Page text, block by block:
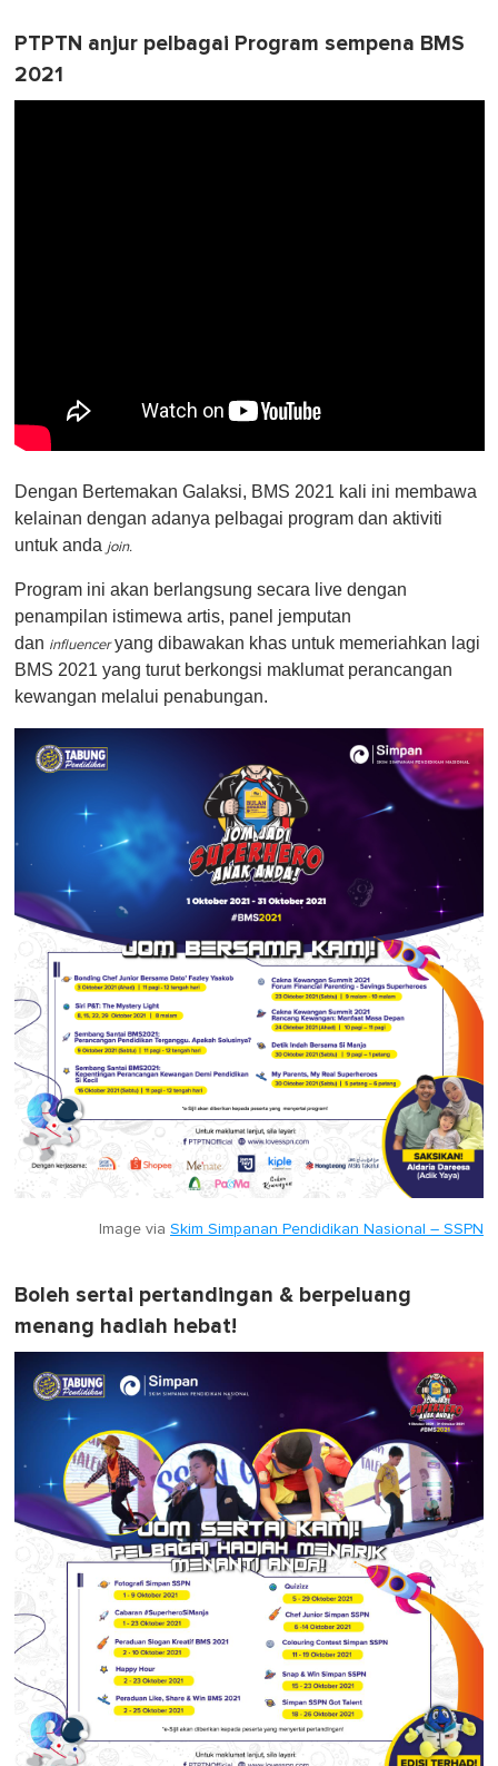
PTPTN anjur pelbagai Program sempena BMS
2021
Dengan Bertemakan Galaksi, BMS 2021 kali ini membawa
kelainan dengan adanya pelbagai program dan aktiviti
untuk anda join.
Program ini akan berlangsung secara live dengan
penampilan istimewa artis, panel jemputan
dan influenceryang dibawakan khas untuk memeriahkan lagi
BMS 2021 yang turut berkongsi maklumat perancangan
kewangan melalui penabungan.
Image via Skim Simpanan Pendidikan Nasional – SSPN
Boleh sertai pertandingan & berpeluang
menang hadiah hebat!